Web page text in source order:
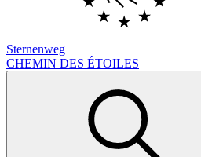
Sternenweg
CHEMIN DES ÉTOILES